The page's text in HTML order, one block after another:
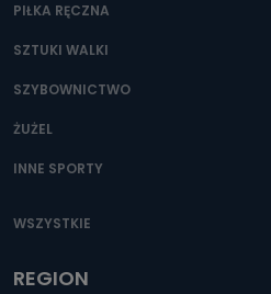
PIŁKA RĘCZNA
SZTUKI WALKI
SZYBOWNICTWO
ŻUŻEL
INNE SPORTY
WSZYSTKIE
REGION